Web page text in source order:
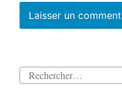
Rechercher :